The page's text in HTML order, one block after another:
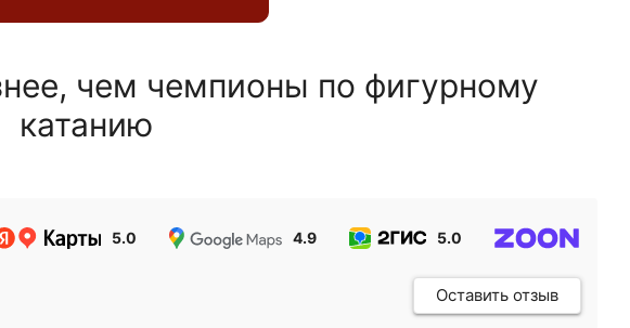
чем чемпионы по фигурному
катанию
5.0 4.9 5.0
Оставить отзыв